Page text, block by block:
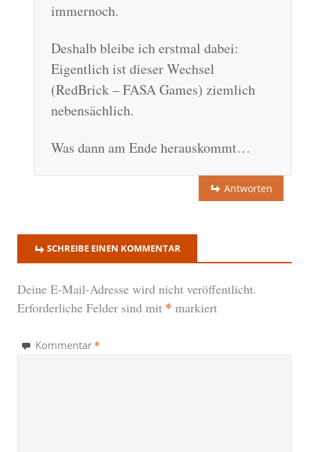
immernoch.
Deshalb bleibe ich erstmal dabei:
Eigentlich ist dieser Wechsel
(RedBrick – FASA Games) ziemlich
nebensächlich.
Was dann am Ende herauskommt…
Antworten
SCHREIBE EINEN KOMMENTAR
Deine E-Mail-Adresse wird nicht veröffentlicht.
Erforderliche Felder sind mit * markiert
Kommentar *